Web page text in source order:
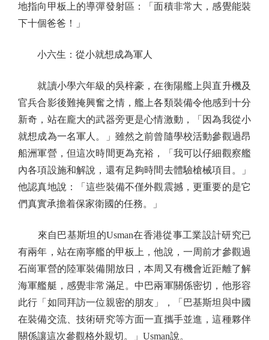
地指向甲板上的導彈發射區：「面積非常大，感覺能裝
下十個爸爸！」
小六生：從小就想成為軍人
就讀小學六年級的吳梓豪，在衡陽艦上與直升機及
官兵合影後難掩興奮之情，艦上各類裝備令他感到十分
新奇，站在龐大的武器旁更是心情激動，「因為我從小
就想成為一名軍人。」雖然之前曾隨學校活動參觀過昂
船洲軍營，但這次時間更為充裕，「我可以仔細觀察艦
內各項設施和解說，還有足夠時間去體驗槍械項目。」
他認真地說：「這些裝備不僅外觀震撼，更重要的是它
們真實承擔着保家衛國的任務。」
來自巴基斯坦的Usman在香港從事工業設計研究已
有兩年，站在南寧艦的甲板上，他說，一周前才參觀過
石崗軍營的陸軍裝備開放日，本周又有機會近距離了解
海軍艦艇，感覺非常滿足。中巴兩軍關係密切，他形容
此行「如同拜訪一位親密的朋友」，「巴基斯坦與中國
在裝備交流、技術研究等方面一直攜手並進，這種夥伴
關係讓這次參觀格外親切。」Usman說。